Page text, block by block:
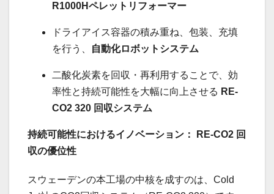
R1000Hペレットリフォーマー
ドライアイス容器の積み重ね、包装、充填
を行う、
自動化ロボットシステム
二酸化炭素を回収・再利用することで、効
率性と持続可能性を大幅に向上させる RE-
CO2 320 回収システム
持続可能性におけるイノベーション： RE-CO2 回
収の優位性
スウェーデンの本工場の中核を成すのは、Cold